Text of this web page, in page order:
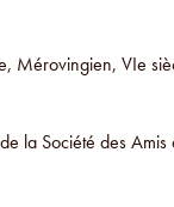
Mérovingien, VIe
la Société des